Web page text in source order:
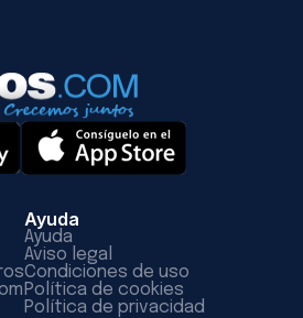
Ayuda
Ayuda
Aviso legal
Condiciones de uso
Política de cookies
Política de privacidad